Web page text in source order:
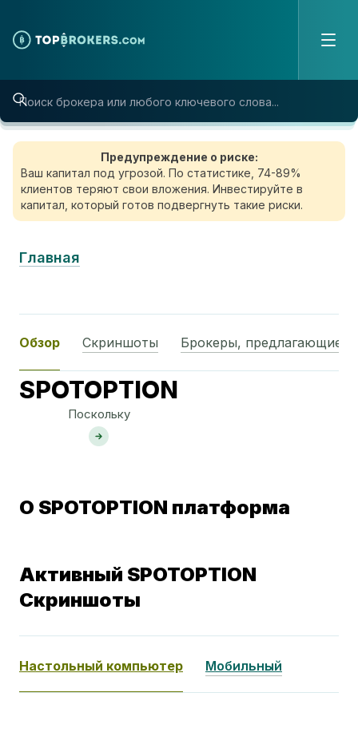
Предупреждение о риске:
Ваш капитал под угрозой. По статистике, 74-89%
клиентов теряют свои вложения. Инвестируйте в
капитал, который готов подвергнуть такие риски.
Главная
SPOTOPTION
Поскольку
Обзор Скриншоты Брокеры, предлагающие
О SPOTOPTION платформа
Активный SPOTOPTION
Скриншоты
Настольный компьютер Мобильный